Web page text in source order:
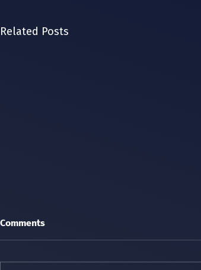
Related Posts
Comments